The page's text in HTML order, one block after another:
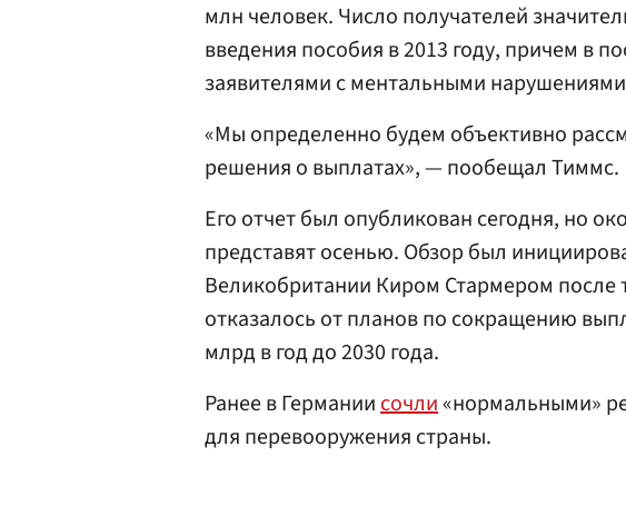
млн человек. Число получателей
введения пособия в 2013 году, причем в
заявителями с ментальными
«Мы определенно будем объективно
решения о выплатах», — пообещал Тиммс.
Его отчет был опубликован сегодня, но
представят осенью. Обзор был
Великобритании Киром Стармером после
отказалось от планов по сокращению
млрд в год до 2030 года.
Ранее в Германиисочли«нормальными»
для перевооружения страны.